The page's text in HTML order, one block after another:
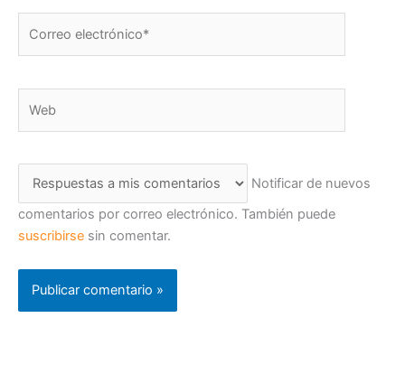
electrónico*
Notificar de nuevos
comentarios por correo electrónico. También puede
suscribirse sin comentar.